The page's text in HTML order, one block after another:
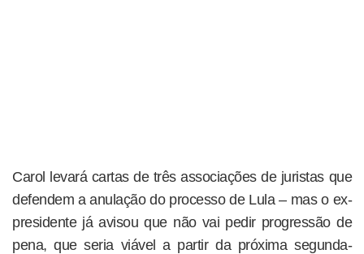
Carol levará cartas de três associações de juristas que
defendem a anulação do processo de Lula – mas o ex-
presidente já avisou que não vai pedir progressão de
pena, que seria viável a partir da próxima segunda-